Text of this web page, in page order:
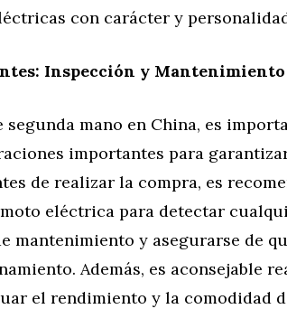
con carácter y
Inspección y Mantenimiento
mano en China, es
importantes para
de realizar la compra, es
eléctrica para detectar
mantenimiento y asegurarse de
Además, es aconsejable
el rendimiento y la comodidad